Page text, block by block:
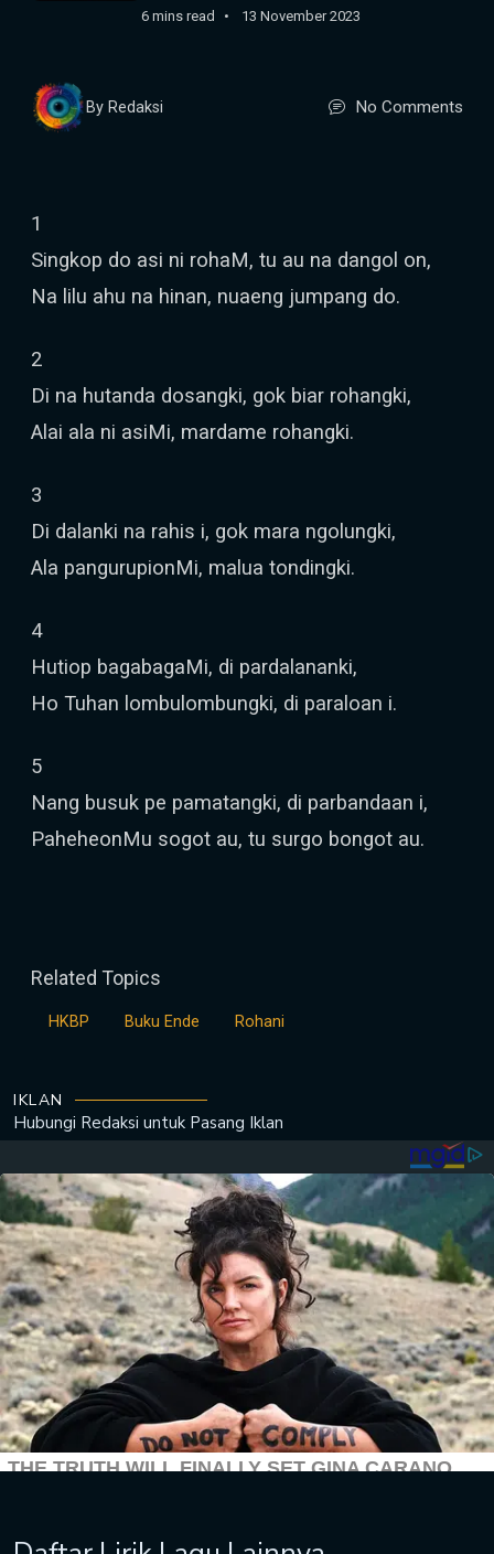
6 mins read
13 November 2023
By Redaksi No Comments
1
Singkop do asi ni rohaM, tu au na dangol on,
Na lilu ahu na hinan, nuaeng jumpang do.
2
Di na hutanda dosangki, gok biar rohangki,
Alai ala ni asiMi, mardame rohangki.
3
Di dalanki na rahis i, gok mara ngolungki,
Ala pangurupionMi, malua tondingki.
4
Hutiop bagabagaMi, di pardalananki,
Ho Tuhan lombulombungki, di paraloan i.
5
Nang busuk pe pamatangki, di parbandaan i,
PaheheonMu sogot au, tu surgo bongot au.
Related Topics
HKBP Buku Ende Rohani
IKLAN
Hubungi Redaksi untuk Pasang Iklan